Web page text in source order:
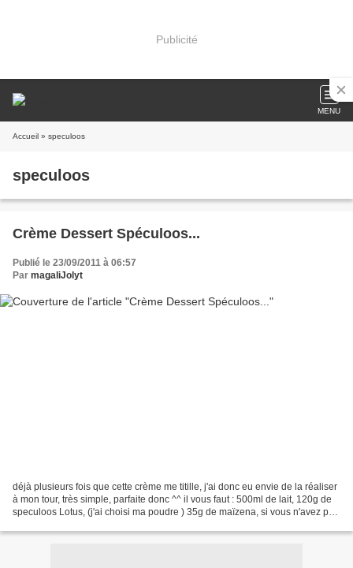
Publicité
MENU
Accueil » speculoos
speculoos
Crème Dessert Spéculoos...
Publié le 23/09/2011 à 06:57
Par magaliJolyt
déjà plusieurs fois que cette crème me titille, j'ai donc eu envie de la réaliser
à mon tour, très simple, parfaite donc ^^ il vous faut : 500ml de lait, 120g de
speculoos Lotus, (j'ai choisi ma poudre ) 35g de maïzena, si vous n'avez pas